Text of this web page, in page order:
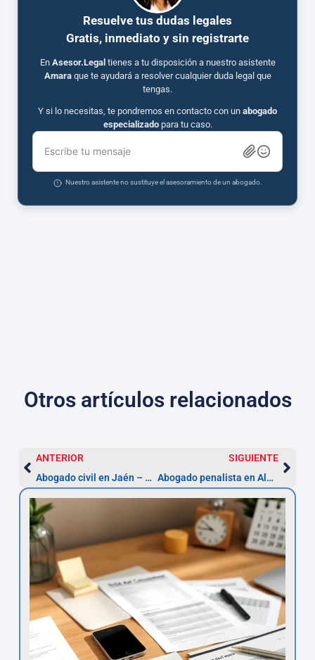
Resuelve tus dudas legales
Gratis, inmediato y sin registrarte
En Asesor.Legal tienes a tu disposición a nuestro asistente
Amaraque te ayudará a resolver cualquier duda legal que
tengas.
Y si lo necesitas, te pondremos en contacto con un abogado
especializadopara tu caso.
Escribe tu mensaje
Nuestro asistente no sustituye el asesoramiento de un abogado.
Otros artículos relacionados
ANTERIOR
Abogado civil en Jaén – disputas hereditarias
SIGUIENTE
Abogado penalista en Almería: legítima defensa